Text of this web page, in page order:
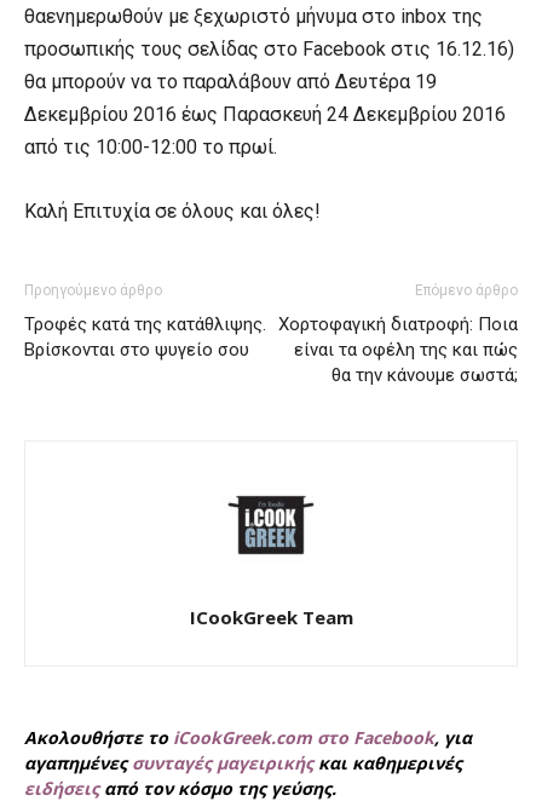
θαενημερωθούν με ξεχωριστό μήνυμα στο inbox της
προσωπικής τους σελίδας στο Facebook στις 16.12.16)
θα μπορούν να το παραλάβουν από Δευτέρα 19
Δεκεμβρίου 2016 έως Παρασκευή 24 Δεκεμβρίου 2016
από τις 10:00-12:00 το πρωί.
Καλή Επιτυχία σε όλους και όλες!
Προηγούμενο άρθρο
Τροφές κατά της κατάθλιψης.
Βρίσκονται στο ψυγείο σου
Επόμενο άρθρο
Χορτοφαγική διατροφή: Ποια
είναι τα οφέλη της και πώς
θα την κάνουμε σωστά;
ICookGreek Team
Ακολουθήστε το iCookGreek.com στο Facebook, για
αγαπημένεςσυνταγές μαγειρικήςκαι καθημερινές
ειδήσειςαπό τον κόσμο της γεύσης.